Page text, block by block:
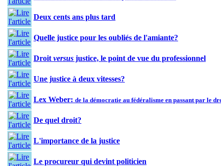
Deux cents ans plus tard
Quelle justice pour les oubliés de l'amiante?
Droit versus justice, le point de vue du professionnel
Une justice à deux vitesses?
Lex Weber: de la démocratie au fédéralisme en passant par le
De quel droit?
L'importance de la justice
Le procureur qui devint politicien